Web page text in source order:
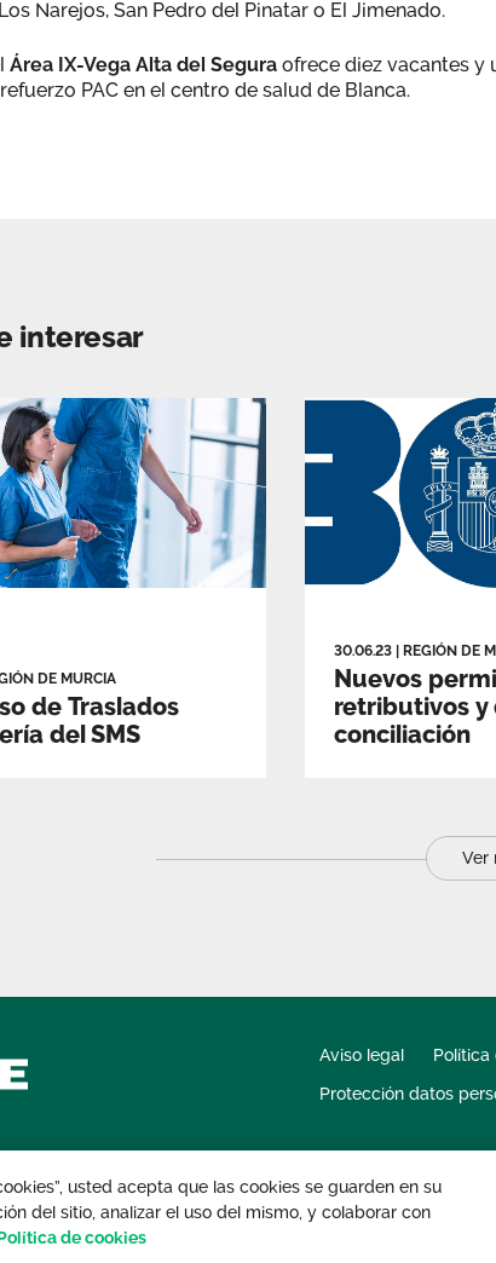
Narejos, San Pedro del Pinatar o El Jimenado.
Área IX-Vega Alta del Segura ofrece diez vacantes y
PAC en el centro de salud de Blanca.
interesar
DE MURCIA
de Traslados
del SMS
30.06.23 REGIÓN DE
Nuevos
retributivos y
conciliación
Ver
Aviso legal Política
Protección datos
de Enfermería. Todos los derechos reservados.
usted acepta que las cookies se guarden en su
del sitio, analizar el uso del mismo, y colaborar con
de cookies